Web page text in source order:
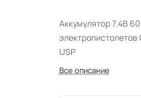
Аккумулятор 7.4В
электропистолетов
USP
Все описание